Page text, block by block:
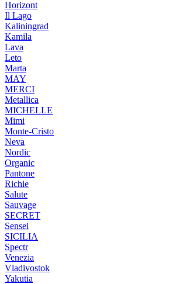
Horizont
Il Lago
Kaliningrad
Kamila
Lava
Leto
Marta
MAY
MERCI
Metallica
MICHELLE
Mimi
Monte-Cristo
Neva
Nordic
Organic
Pantone
Richie
Salute
Sauvage
SECRET
Sensei
SICILIA
Spectr
Venezia
Vladivostok
Yakutia